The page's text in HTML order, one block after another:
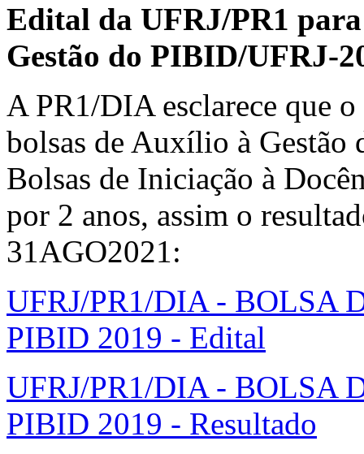
Edital da UFRJ/PR1
Gestão do PIBID/UFRJ-
A PR1/DIA esclarece que
bolsas de Auxílio à Gestão
Bolsas de Iniciação à
por 2 anos, assim o
31AGO2021:
UFRJ/PR1/DIA - BOLSA
PIBID 2019 - Edital
UFRJ/PR1/DIA - BOLSA
PIBID 2019 - Resultado